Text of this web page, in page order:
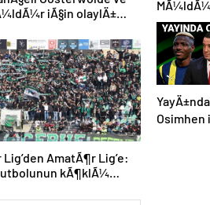
iÃ§in olaylÄ±
AmatÃ¶r Lig’e:
kÃ¶klÃ¼
zorla
Osimhen